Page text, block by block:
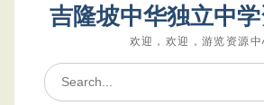
吉隆坡中华独立中
欢迎，欢迎，游览资源中
Search
for: